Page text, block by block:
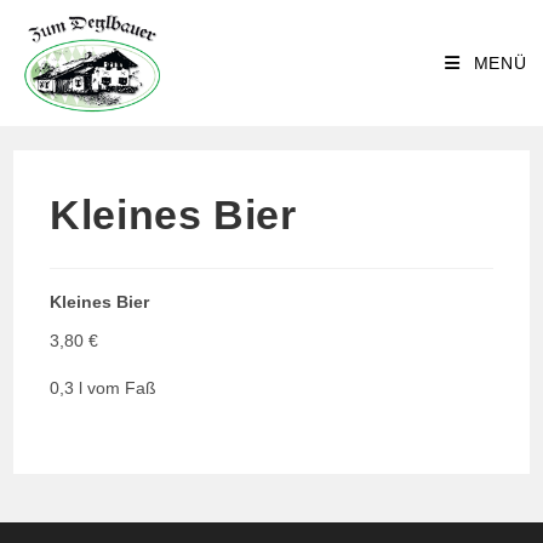
Inhalt
springen
MENÜ
Kleines Bier
Kleines Bier
3,80 €
0,3 l vom Faß